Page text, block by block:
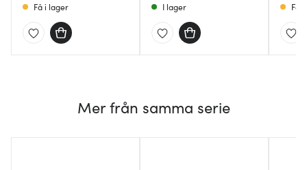
Få i lager I lager Få
Mer från samma serie